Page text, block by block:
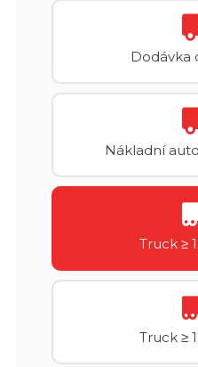
Dodávka
Nákladní
Truck ≥
Truck ≥